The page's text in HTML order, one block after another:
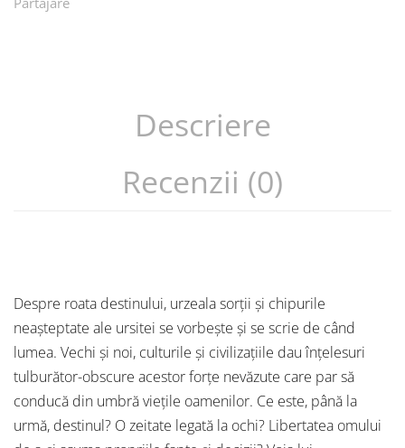
Descriere
Recenzii (0)
Despre roata destinului, urzeala sorții și chipurile
neașteptate ale ursitei se vorbește și se scrie de când
lumea. Vechi și noi, culturile și civilizațiile dau înțelesuri
tulburător-obscure acestor forțe nevăzute care par să
conducă din umbră viețile oame­nilor. Ce este, până la
urmă, destinul? O zeitate legată la ochi? Libertatea omului